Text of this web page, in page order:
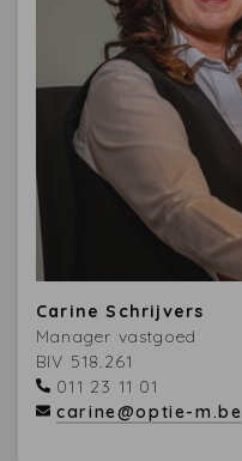
Carine Schrijvers
Manager vastgoed
BIV 518.261
011 23 11 01
carine@optie-m.be